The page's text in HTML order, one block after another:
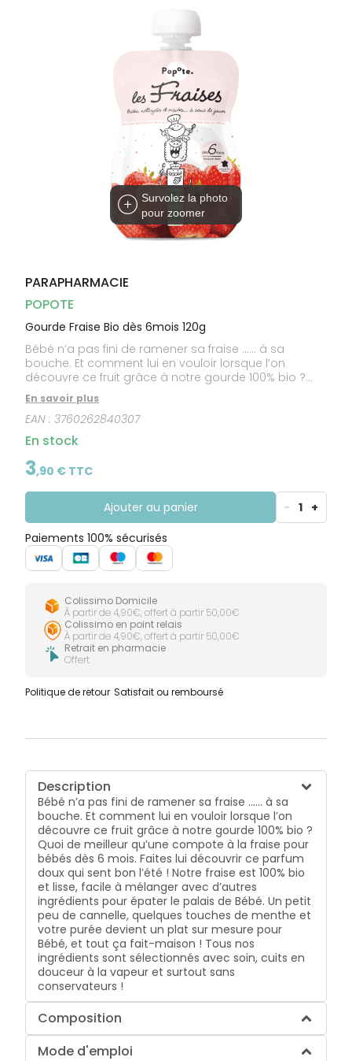
Survolez la photo
pour zoomer
PARAPHARMACIE
POPOTE
Gourde Fraise Bio dès 6mois 120g
Bébé n’a pas fini de ramener sa fraise …… à sa
bouche. Et comment lui en vouloir lorsque l’on
découvre ce fruit grâce à notre gourde 100% bio ?
Quoi de meilleur qu’une compote à la fraise pour
bébés dès 6 mois. Faites lui découvrir ce parfum
doux qui sent bon l’été ! Notre fraise est 100% bio et
lisse, facile à mélanger avec d’autres ingrédients
pour épater le palais de Bébé. Un petit peu de
cannelle, quelques touches de menthe et votre
purée devient un plat sur mesure pour Bébé, et tout
ça fait-maison ! Tous nos ingrédients sont
sélectionnés avec soin, cuits en douceur à la vapeur
et surtout sans conservateurs !
En savoir plus
EAN :3760262840307
En stock
3,90 € TTC
Ajouter au panier - 1 +
Paiements 100% sécurisés
Colissimo Domicile
À partir de 4,90€, offert à partir 50,00€
Colissimo en point relais
À partir de 4,90€, offert à partir 50,00€
Retrait en pharmacie
Offert
Politique de retour Satisfait ou remboursé
Description
Bébé n’a pas fini de ramener sa fraise …… à sa
bouche. Et comment lui en vouloir lorsque l’on
découvre ce fruit grâce à notre gourde 100% bio ?
Quoi de meilleur qu’une compote à la fraise pour
bébés dès 6 mois. Faites lui découvrir ce parfum
doux qui sent bon l’été ! Notre fraise est 100% bio
et lisse, facile à mélanger avec d’autres
ingrédients pour épater le palais de Bébé. Un petit
peu de cannelle, quelques touches de menthe et
votre purée devient un plat sur mesure pour
Bébé, et tout ça fait-maison ! Tous nos
ingrédients sont sélectionnés avec soin, cuits en
douceur à la vapeur et surtout sans
conservateurs !
Composition
Mode d'emploi